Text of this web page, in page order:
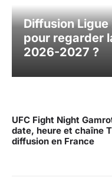
Diffusion
pour regarder
2026-2027 ?
UFC Fight Night
date, heure et chaîne
diffusion en France